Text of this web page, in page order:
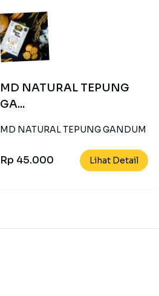
MD NATURAL TEPUNG
GA...
MD NATURAL TEPUNG GANDUM
Rp 45.000 Lihat Detail